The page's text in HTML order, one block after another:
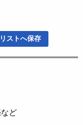
ストへ保存
ど